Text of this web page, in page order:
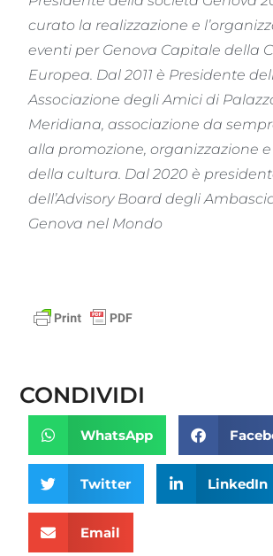
curato la realizzazione e
eventi per Genova Capitale della
Europea. Dal 2011 è Presidente
Associazione degli Amici di
Meridiana, associazione da
alla promozione, organizzazione
della cultura. Dal 2020 è
dell’Advisory Board degli
Genova nel Mondo
CONDIVIDI
WhatsApp
Twitter LinkedIn
Email